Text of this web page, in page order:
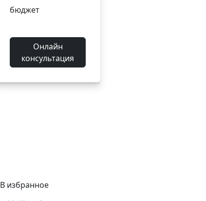
бюджет
Онлайн
консультация